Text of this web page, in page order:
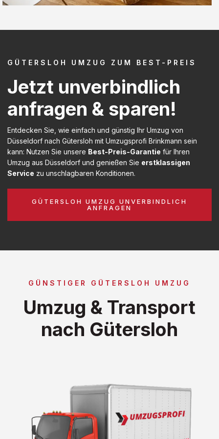
GÜTERSLOH UMZUG ZUM BEST-PREIS
Jetzt unverbindlich
anfragen & sparen!
Entdecken Sie, wie einfach und günstig Ihr Umzug von
Düsseldorf nach Gütersloh mit Umzugsprofi Brinkmann sein
kann: Nutzen Sie unsere Best-Preis-Garantie für Ihren
Umzug aus Düsseldorf und genießen Sie erstklassigen
Service zu unschlagbaren Konditionen.
GÜTERSLOH UMZUG UNVERBINDLICH
ANFRAGEN
GÜNSTIGER GÜTERSLOH UMZUG
Umzug & Transport
nach Gütersloh